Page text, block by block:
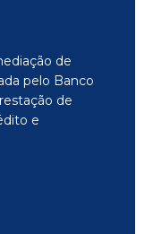
de
pelo Banco
de
e